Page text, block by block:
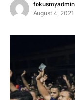
fokusmyadmin
August 4, 2021